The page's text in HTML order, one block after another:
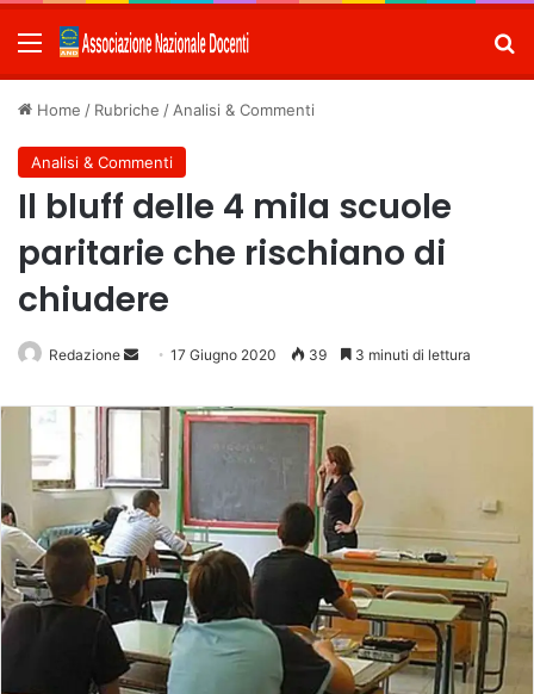
Menu
Home / Rubriche / Analisi & Commenti
Analisi & Commenti
Il bluff delle 4 mila scuole
paritarie che rischiano di
chiudere
Redazione
Invia 17 Giugno 2020 39 3 minuti di lettura